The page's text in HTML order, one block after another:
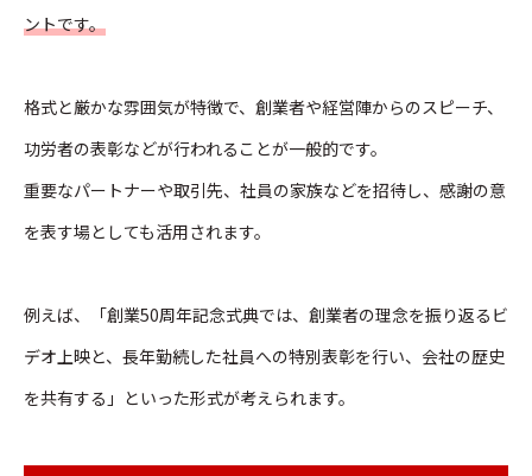
ントです。
格式と厳かな雰囲気が特徴で、創業者や経営陣からのスピーチ、
功労者の表彰などが行われることが一般的です。
重要なパートナーや取引先、社員の家族などを招待し、感謝の意
を表す場としても活用されます。
例えば、「創業50周年記念式典では、創業者の理念を振り返るビ
デオ上映と、長年勤続した社員への特別表彰を行い、会社の歴史
を共有する」といった形式が考えられます。